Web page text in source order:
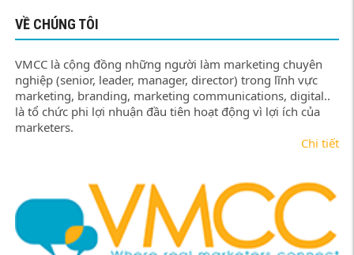
VỀ CHÚNG TÔI
VMCC là cộng đồng những người làm marketing chuyên
nghiệp (senior, leader, manager, director) trong lĩnh vực
marketing, branding, marketing communications, digital..
là tổ chức phi lợi nhuận đầu tiên hoạt động vì lợi ích của
marketers.
Chi tiết